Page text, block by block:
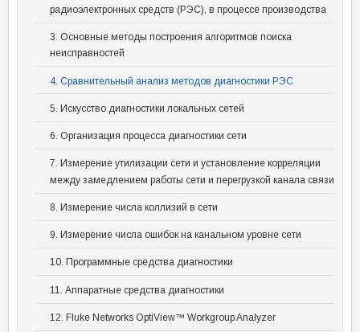
радиоэлектронных средств (РЭС), в процессе производства
3. Основные методы построения алгоритмов поиска
неисправностей
4. Сравнительный анализ методов диагностики РЭС
5. Искусство диагностики локальных сетей
6. Организация процесса диагностики сети
7. Измерение утилизации сети и установление корреляции
между замедлением работы сети и перегрузкой канала связи
8. Измерение числа коллизий в сети
9. Измерение числа ошибок на канальном уровне сети
10. Программные средства диагностики
11. Аппаратные средства диагностики
12. Fluke Networks OptiView™ Workgroup Analyzer